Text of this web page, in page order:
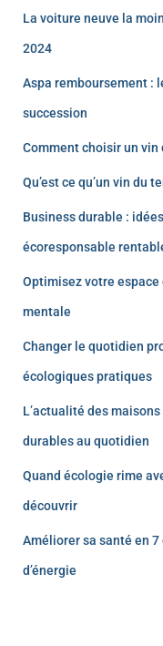
La voiture neuve la
2024
Aspa remboursement :
succession
Comment choisir un
Qu’est ce qu’un vin du
Business durable :
écoresponsable
Optimisez votre
mentale
Changer le quotidien
écologiques pratiques
L’actualité des
durables au quotidien
Quand écologie rime
découvrir
Améliorer sa santé en
d’énergie